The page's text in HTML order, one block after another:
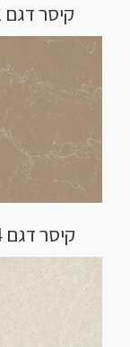
קיסר דגם 5031
קיסר דגם 5104